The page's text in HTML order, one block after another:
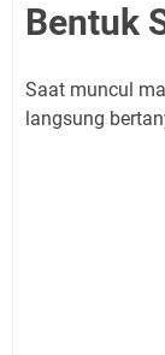
Bentuk
Saat muncul
langsung